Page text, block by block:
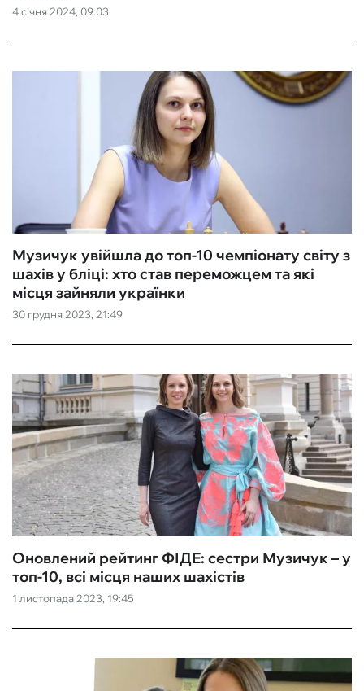
4 січня 2024, 09:03
30 грудня 2023, 21:49
Музичук увійшла до топ-10 чемпіонату світу з
шахів у бліці: хто став переможцем та які
місця зайняли українки
1 листопада 2023, 19:45
Оновлений рейтинг ФІДЕ: сестри Музичук – у
топ-10, всі місця наших шахістів